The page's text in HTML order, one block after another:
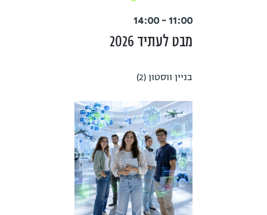
11:00 - 14:00
מבט לעתיד 2026
בניין ווסטון (2)